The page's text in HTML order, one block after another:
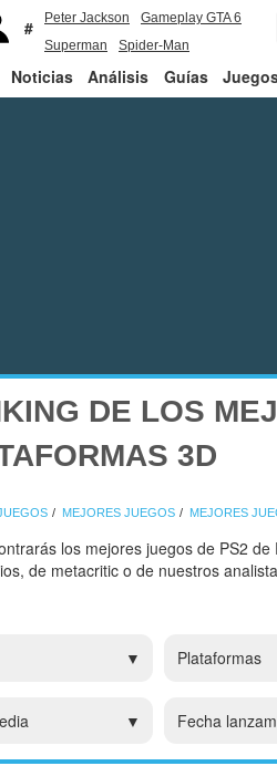
Peter Jackson
Gameplay GTA 6
Superman
Spider-Man
Noticias Análisis Guías
DE LOS
3D
MEJORES JUEGOS MEJORES
los mejores juegos de PS2
de metacritic o de nuestros
Plataformas
Fecha